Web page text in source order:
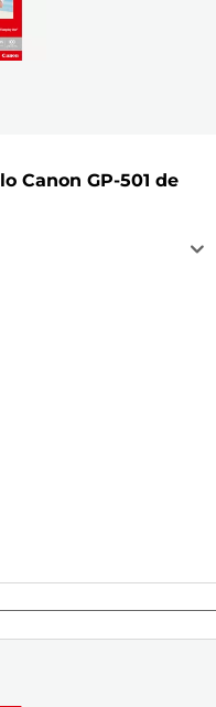
Canon GP-501 de